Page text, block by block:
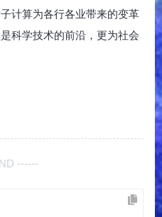
计算为各行各业带来的变革
科学技术的前沿，更为社会
------